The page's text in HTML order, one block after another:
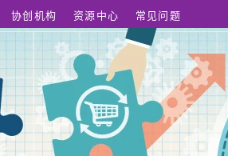
协创机构 资源中心 常见问题